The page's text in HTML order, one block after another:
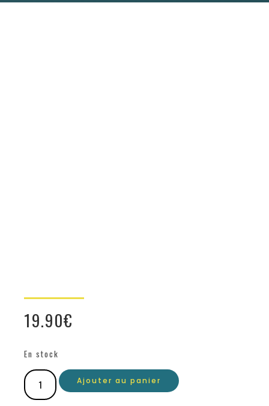
19.90€
En stock
Ajouter au panier